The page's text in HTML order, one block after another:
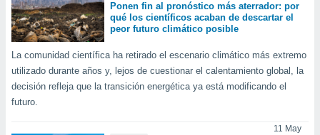
aceptar
sitio
Ponen fin al pronóstico más aterrador: por
qué los científicos acaban de descartar el
peor futuro climático posible
La comunidad científica ha retirado el escenario climático más extremo
utilizado durante años y, lejos de cuestionar el calentamiento global, la
decisión refleja que la transición energética ya está modificando el
futuro.
11 May